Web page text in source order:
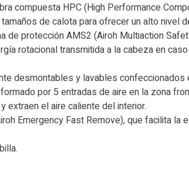
compuesta HPC (High Performance
de calota para ofrecer un alto
de protección AMS2 (Airoh Multiaction
rotacional transmitida a la cabeza en
desmontables y lavables
por 5 entradas de aire en la zona
extraen el aire caliente del interior.
Emergency Fast Remove), que facilita